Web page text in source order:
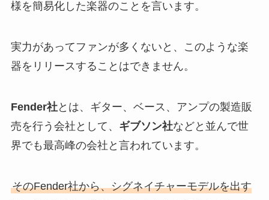
様を簡易化した楽器のことを言います。
実力があってファンが多くないと、このような楽
器をリリースすることはできません。
Fender社とは、ギター、ベース、アンプの製造販
売を行う会社として、 ギブソン社などと並んで世
界でも最高峰の会社と言われています。
そのFender社から、シグネイチャーモデルを出す